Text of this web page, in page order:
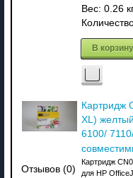
Вес: 0.26
В корзину
Отзывов (0)
Картридж
XL)
6100/
Картридж
для HP